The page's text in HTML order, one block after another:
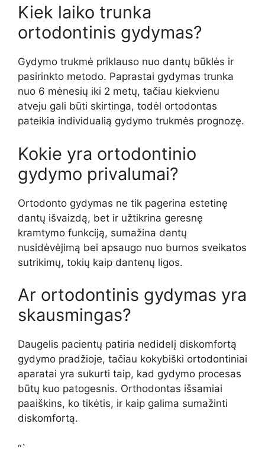
Kiek laiko trunka
ortodontinis gydymas?
Gydymo trukmė priklauso nuo dantų būklės ir
pasirinkto metodo. Paprastai gydymas trunka
nuo 6 mėnesių iki 2 metų, tačiau kiekvienu
atveju gali būti skirtinga, todėl ortodontas
pateikia individualią gydymo trukmės prognozę.
Kokie yra ortodontinio
gydymo privalumai?
Ortodonto gydymas ne tik pagerina estetinę
dantų išvaizdą, bet ir užtikrina geresnę
kramtymo funkciją, sumažina dantų
nusidėvėjimą bei apsaugo nuo burnos sveikatos
sutrikimų, tokių kaip dantenų ligos.
Ar ortodontinis gydymas yra
skausmingas?
Daugelis pacientų patiria nedidelį diskomfortą
gydymo pradžioje, tačiau kokybiški ortodontiniai
aparatai yra sukurti taip, kad gydymo procesas
būtų kuo patogesnis. Orthodontas išsamiai
paaiškins, ko tikėtis, ir kaip galima sumažinti
diskomfortą.
“`